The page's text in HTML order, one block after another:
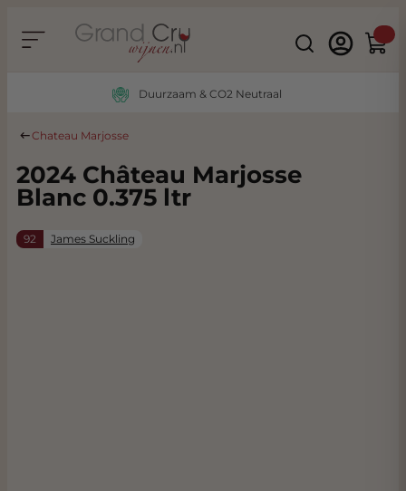
Search
Duurzaam & CO2 Neutraal
Chateau Marjosse
2024 Château Marjosse
Blanc 0.375 ltr
92 James Suckling